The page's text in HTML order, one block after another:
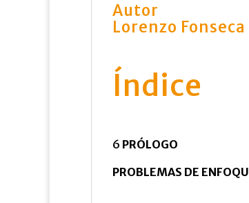
Autor
Lorenzo
Índice
6 PRÓLOGO
PROBLEMAS DE